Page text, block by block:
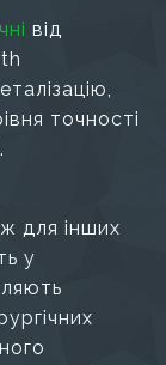
від
точності
для інших
у